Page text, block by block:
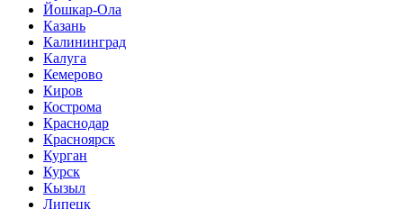
Йошкар-Ола
Казань
Калининград
Калуга
Кемерово
Киров
Кострома
Краснодар
Красноярск
Курган
Курск
Кызыл
Липецк